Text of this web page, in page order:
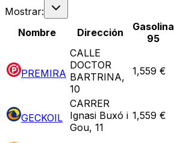
Mostrar:
Nombre
Dirección
Gasolina
95
PREMIRA
CALLE
DOCTOR
BARTRINA,
10
1,559 €
GECKOIL
CARRER
Ignasi Buxó i
Gou, 11
1,559 €